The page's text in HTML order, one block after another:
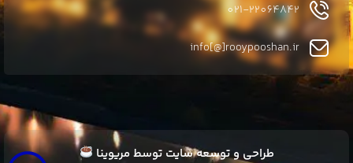
021-22064842
info[@]rooypooshan.ir
طراحی و توسعه سایت توسط مریوینا